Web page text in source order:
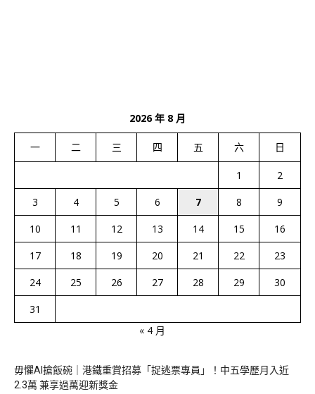
2026 年 8 月
一 二 三 四 五 六 日
1
2
3
4 5 6 7 8
9
10
11 12 13 14 15
16
17
18 19 20 21 22
23
24
25 26 27 28 29
30
31
« 4 月
毋懼AI搶飯碗｜港鐵重賞招募「捉逃票專員」！中五學歷月入近
2.3萬 兼享過萬迎新獎金